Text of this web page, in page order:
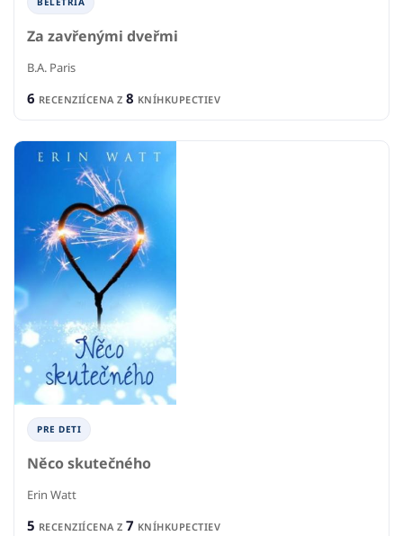
Za zavřenými dveřmi
B.A. Paris
6 RECENZIÍCENA Z 8 KNÍHKUPECTIEV
PRE DETI
Něco skutečného
Erin Watt
5 RECENZIÍCENA Z 7 KNÍHKUPECTIEV